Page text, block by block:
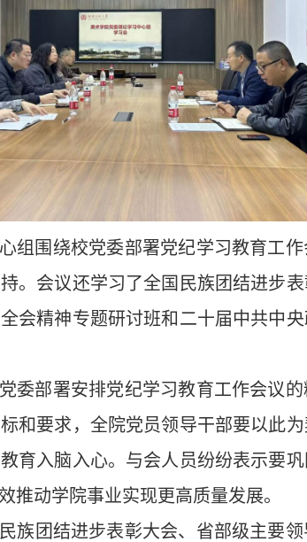
组围绕校党委部署党纪学习教育工
。 会议还学习了全国民族团结进步
会精神专题研讨班和 二十届中共中
委部署安排党纪学习教育工作会议的
和要求， 全院党员领导干部要以此
教育入脑入心。与会人员纷纷表示要
推动学院事业实现更高质量发展。
族团结进步表彰大会、省部级主要